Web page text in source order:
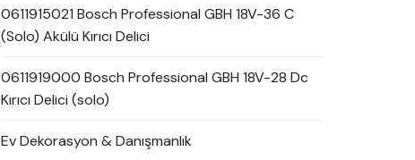
0611915021 Bosch Professional GBH 18V-36 C
(Solo) Akülü Kırıcı Delici
0611919000 Bosch Professional GBH 18V-28 Dc
Kırıcı Delici (solo)
Ev Dekorasyon & Danışmanlık